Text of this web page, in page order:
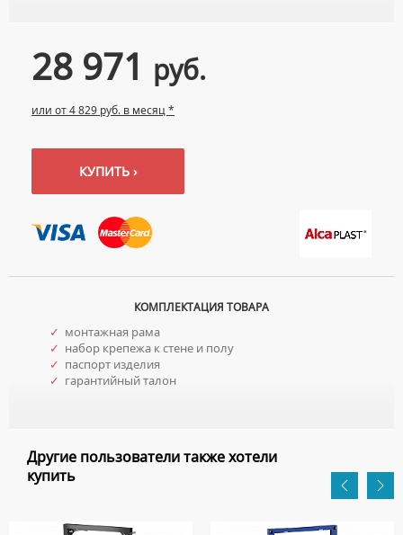
28 971 руб.
или от 4 829 руб. в месяц *
КУПИТЬ ›
КОМПЛЕКТАЦИЯ ТОВАРА
✓ монтажная рама
✓ набор крепежа к стене и полу
✓ паспорт изделия
✓ гарантийный талон
Другие пользователи также хотели
купить
ЦВЕТНЫЕ СМЕСИТЕЛИ
УГЛОВЫЕ ВЕНТИЛЯ ДЛЯ СМЕСИТЕЛЕЙ
УМЫВАЛЬНИКИ НАД СТИРАЛЬНЫМИ МАШИНАМИ
ПОЛУПЬЕДЕСТАЛЫ ДЛЯ УМЫВАЛЬНИКОВ
КРЫШКИ-СИДЕНЬЯ
КОМПЛЕКТУЮЩИЕ ДЛЯ УНИТАЗОВ